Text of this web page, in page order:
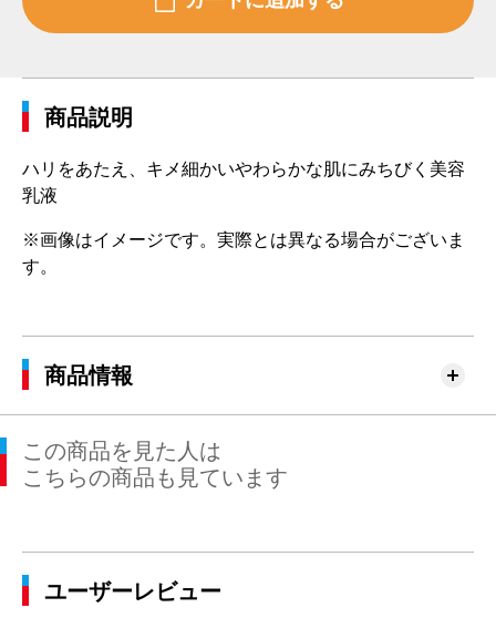
商品説明
ハリをあたえ、キメ細かいやわらかな肌にみちびく美容
乳液
※画像はイメージです。実際とは異なる場合がございま
す。
商品情報
この商品を見た人は
こちらの商品も見ています
ユーザーレビュー